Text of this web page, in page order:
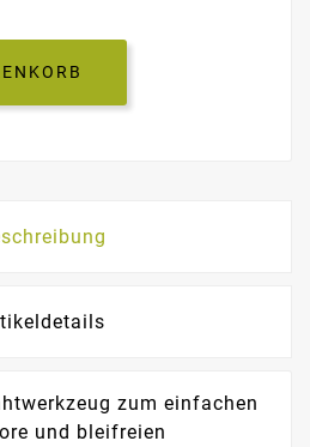
zum einfachen
und bleifreien